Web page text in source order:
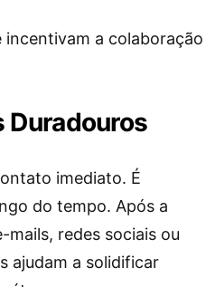
a colaboração
Duradouros
imediato. É
do tempo. Após a
redes sociais ou
ajudam a solidificar